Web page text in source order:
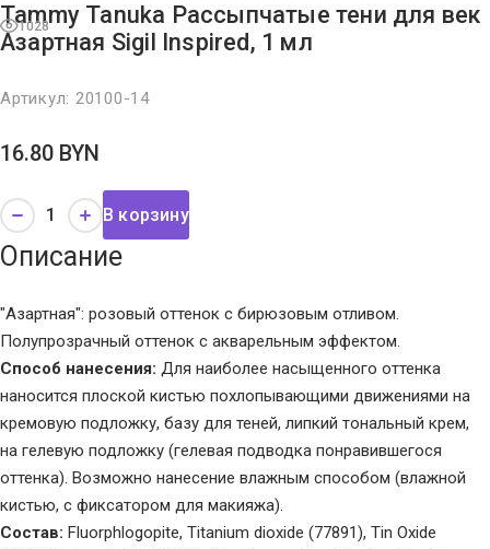
1028
Tammy Tanuka Рассыпчатые тени для век
Азартная Sigil Inspired, 1 мл
Артикул: 20100-14
16.80 BYN
В корзину
Описание
"Азартная": розовый оттенок с бирюзовым отливом.
Полупрозрачный оттенок с акварельным эффектом.
Способ нанесения: Для наиболее насыщенного оттенка
наносится плоской кистью похлопывающими движениями на
кремовую подложку, базу для теней, липкий тональный крем,
на гелевую подложку (гелевая подводка понравившегося
оттенка). Возможно нанесение влажным способом (влажной
кистью, с фиксатором для макияжа).
Состав: Fluorphlogopite, Titanium dioxide (77891), Tin Oxide